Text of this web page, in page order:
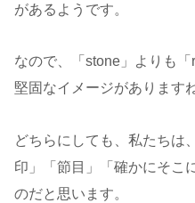
があるようです。
なので、「stone」よりも
堅固なイメージがありますね
どちらにしても、私たちは
印」「節目」「確かにそこ
のだと思います。